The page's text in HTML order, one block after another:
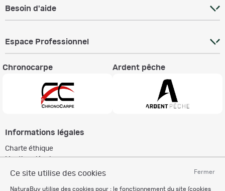
Fermer
Ce site utilise des cookies
NaturaBuy utilise des cookies pour : le fonctionnement du site (cookies
Besoin d'aide
Espace Professionnel
Chronocarpe Ardent pêche
Informations légales
Charte éthique
Mentions légales
Règlement & Conditions d'utilisation